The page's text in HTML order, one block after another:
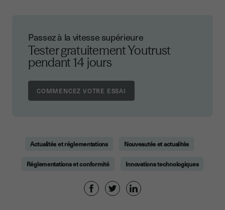
Passez à la vitesse supérieure
Tester gratuitement Youtrust
pendant 14 jours
Actualités et réglementations Nouveautés et actualités
Réglementations et conformité Innovations technologiques